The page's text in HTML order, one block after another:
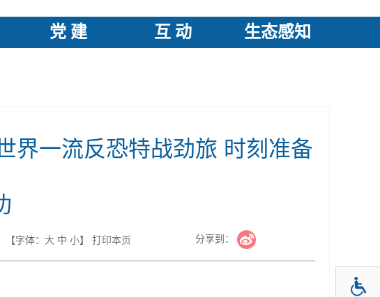
党 建 互 动 生态感知
界一流反恐特战劲旅 时刻准备
【字体： 大 中 小】 打印本页 分享到：